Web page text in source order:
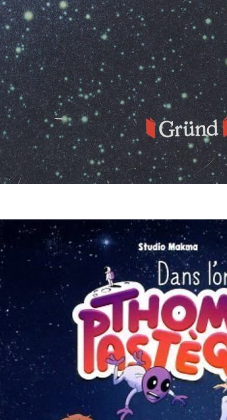
De Coloriage De La Fantaisie Féline Pour Enfants,
Stress.